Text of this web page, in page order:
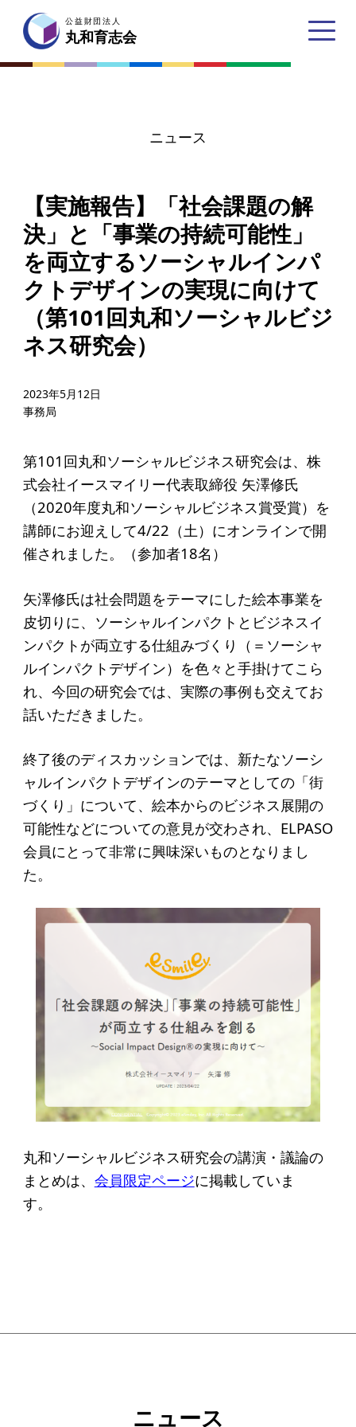
公益財団法人
丸和育志会
丸和育志会とは
理事長あいさつ
丸和育志会の目指す未来
学生のみなさんへ
起業家のみなさんへ
みなさんへ
応援したいみなさんへ
財団概要
理念
沿革
事業内容
年間スケジュール
定款
個人情報保護方針
アクセス
給付型奨学金
事業方針
募集要項
給付型奨学金とは
ソーシャルビジネス支援
事業方針
募集要項
ソーシャルビジネスとは
丸和育志会の考える
ソーシャルビジネス
受賞者一覧
ソーシャルビジネス研究会
公益財団法人
丸和育志会
ニュース
【実施報告】「社会課題の解
決」と「事業の持続可能性」
を両立するソーシャルインパ
クトデザインの実現に向けて
（第101回丸和ソーシャルビジ
ネス研究会）
2023年5月12日
事務局
第101回丸和ソーシャルビジネス研究会は、株
式会社イースマイリー代表取締役 矢澤修氏
（2020年度丸和ソーシャルビジネス賞受賞）を
講師にお迎えして4/22（土）にオンラインで開
催されました。（参加者18名）
矢澤修氏は社会問題をテーマにした絵本事業を
皮切りに、ソーシャルインパクトとビジネスイ
ンパクトが両立する仕組みづくり（＝ソーシャ
ルインパクトデザイン）を色々と手掛けてこら
れ、今回の研究会では、実際の事例も交えてお
話いただきました。
終了後のディスカッションでは、新たなソーシ
ャルインパクトデザインのテーマとしての「街
づくり」について、絵本からのビジネス展開の
可能性などについての意見が交わされ、ELPASO
会員にとって非常に興味深いものとなりまし
た。
丸和ソーシャルビジネス研究会の講演・議論の
まとめは、 会員限定ページに掲載していま
す。
ニュース